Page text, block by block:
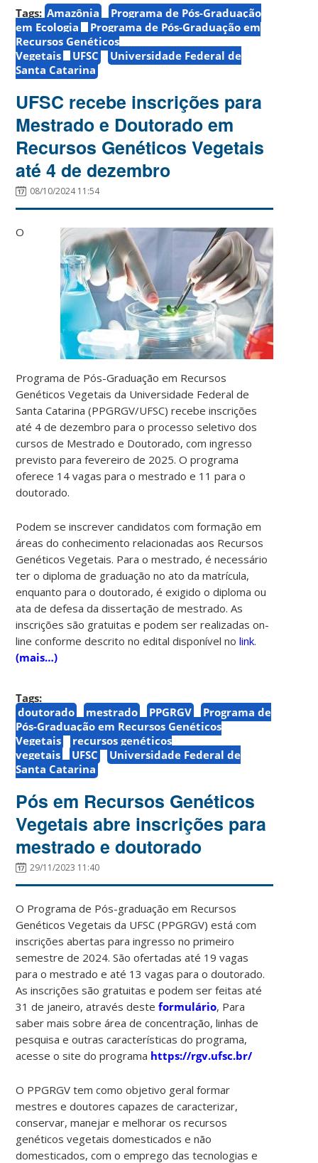
Tags: Amazônia
Programa de Pós-Graduação
em Ecologia
Programa de Pós-Graduação em
Recursos Genéticos
Vegetais
UFSC
Universidade Federal de
Santa Catarina
UFSC recebe inscrições para
Mestrado e Doutorado em
Recursos Genéticos Vegetais
até 4 de dezembro
08/10/2024 11:54
O
Programa de Pós-Graduação em Recursos
Genéticos Vegetais da Universidade Federal de
Santa Catarina (PPGRGV/UFSC) recebe inscrições
até 4 de dezembro para o processo seletivo dos
cursos de Mestrado e Doutorado, com ingresso
previsto para fevereiro de 2025. O programa
oferece 14 vagas para o mestrado e 11 para o
doutorado.
Podem se inscrever candidatos com formação em
áreas do conhecimento relacionadas aos Recursos
Genéticos Vegetais. Para o mestrado, é necessário
ter o diploma de graduação no ato da matrícula,
enquanto para o doutorado, é exigido o diploma ou
ata de defesa da dissertação de mestrado. As
inscrições são gratuitas e podem ser realizadas on-
line conforme descrito no edital disponível nolink.
(mais…)
Tags:
doutorado
mestrado PPGRGV
Programa de
Pós-Graduação em Recursos Genéticos
Vegetais
recursos genéticos
vegetais
UFSC
Universidade Federal de
Santa Catarina
Pós em Recursos Genéticos
Vegetais abre inscrições para
mestrado e doutorado
29/11/2023 11:40
O Programa de Pós-graduação em Recursos
Genéticos Vegetais da UFSC (PPGRGV) está com
inscrições abertas para ingresso no primeiro
semestre de 2024. São ofertadas até 19 vagas
para o mestrado e até 13 vagas para o doutorado.
As inscrições são gratuitas e podem ser feitas até
31 de janeiro, através desteformulário, Para
saber mais sobre área de concentração, linhas de
pesquisa e outras características do programa,
acesse o site do programa https://rgv.ufsc.br/
O PPGRGV tem como objetivo geral formar
mestres e doutores capazes de caracterizar,
conservar, manejar e melhorar os recursos
genéticos vegetais domesticados e não
domesticados, com o emprego das tecnologias e